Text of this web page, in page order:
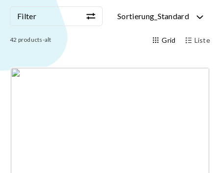
Filter Sortierung_Standard
42 products-alt Grid Liste